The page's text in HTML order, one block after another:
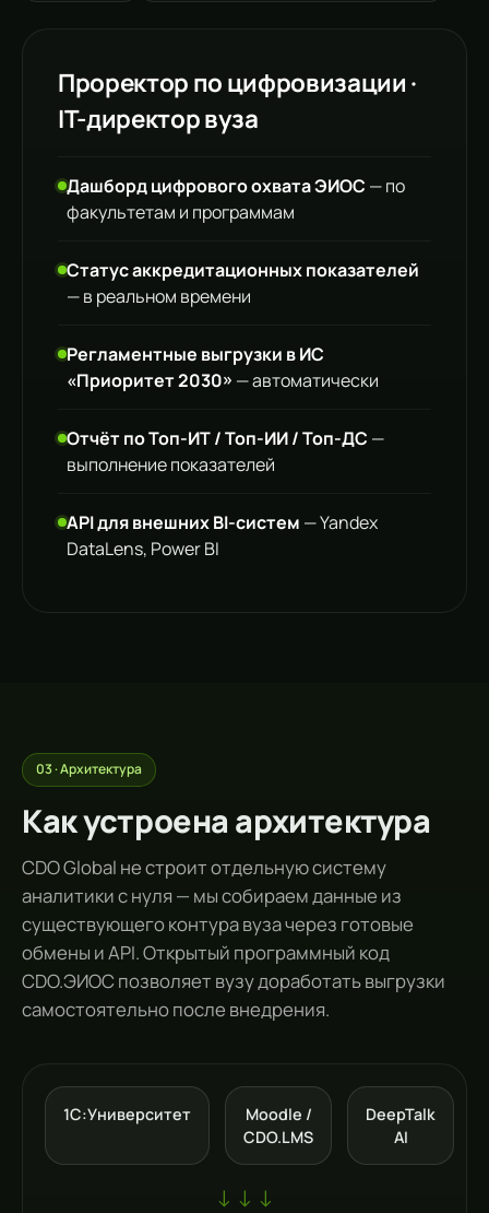
Проректор по цифровизации ·
IT-директор вуза
Дашборд цифрового охвата ЭИОС — по
факультетам и программам
Статус аккредитационных показателей
— в реальном времени
Регламентные выгрузки в ИС
«Приоритет 2030» — автоматически
Отчёт по Топ-ИТ / Топ-ИИ / Топ-ДС —
выполнение показателей
API для внешних BI-систем — Yandex
DataLens, Power BI
03 · Архитектура
Как устроена архитектура
CDO Global не строит отдельную систему
аналитики с нуля — мы собираем данные из
существующего контура вуза через готовые
обмены и API. Открытый программный код
CDO.ЭИОС позволяет вузу доработать выгрузки
самостоятельно после внедрения.
1С:Университет
Moodle /
CDO.LMS
DeepTalk
AI
↓ ↓ ↓